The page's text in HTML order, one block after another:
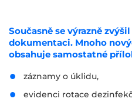
Současně se výrazně
dokumentaci. Mnoho
obsahuje samostatné
záznamy o úklidu,
evidenci rotace